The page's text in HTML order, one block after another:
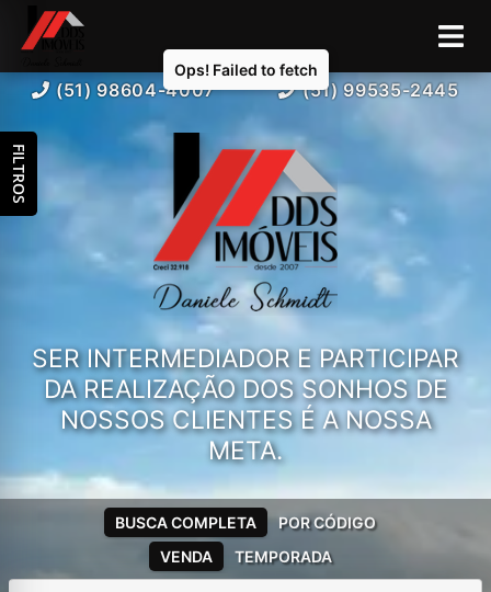
(51) 98604-4007 (51) 99535-2445
SER INTERMEDIADOR E PARTICIPAR
DA REALIZAÇÃO DOS SONHOS DE
NOSSOS CLIENTES É A NOSSA
META.
VENDA TEMPORADA
BUSCA COMPLETA POR CÓDIGO
FILTROS